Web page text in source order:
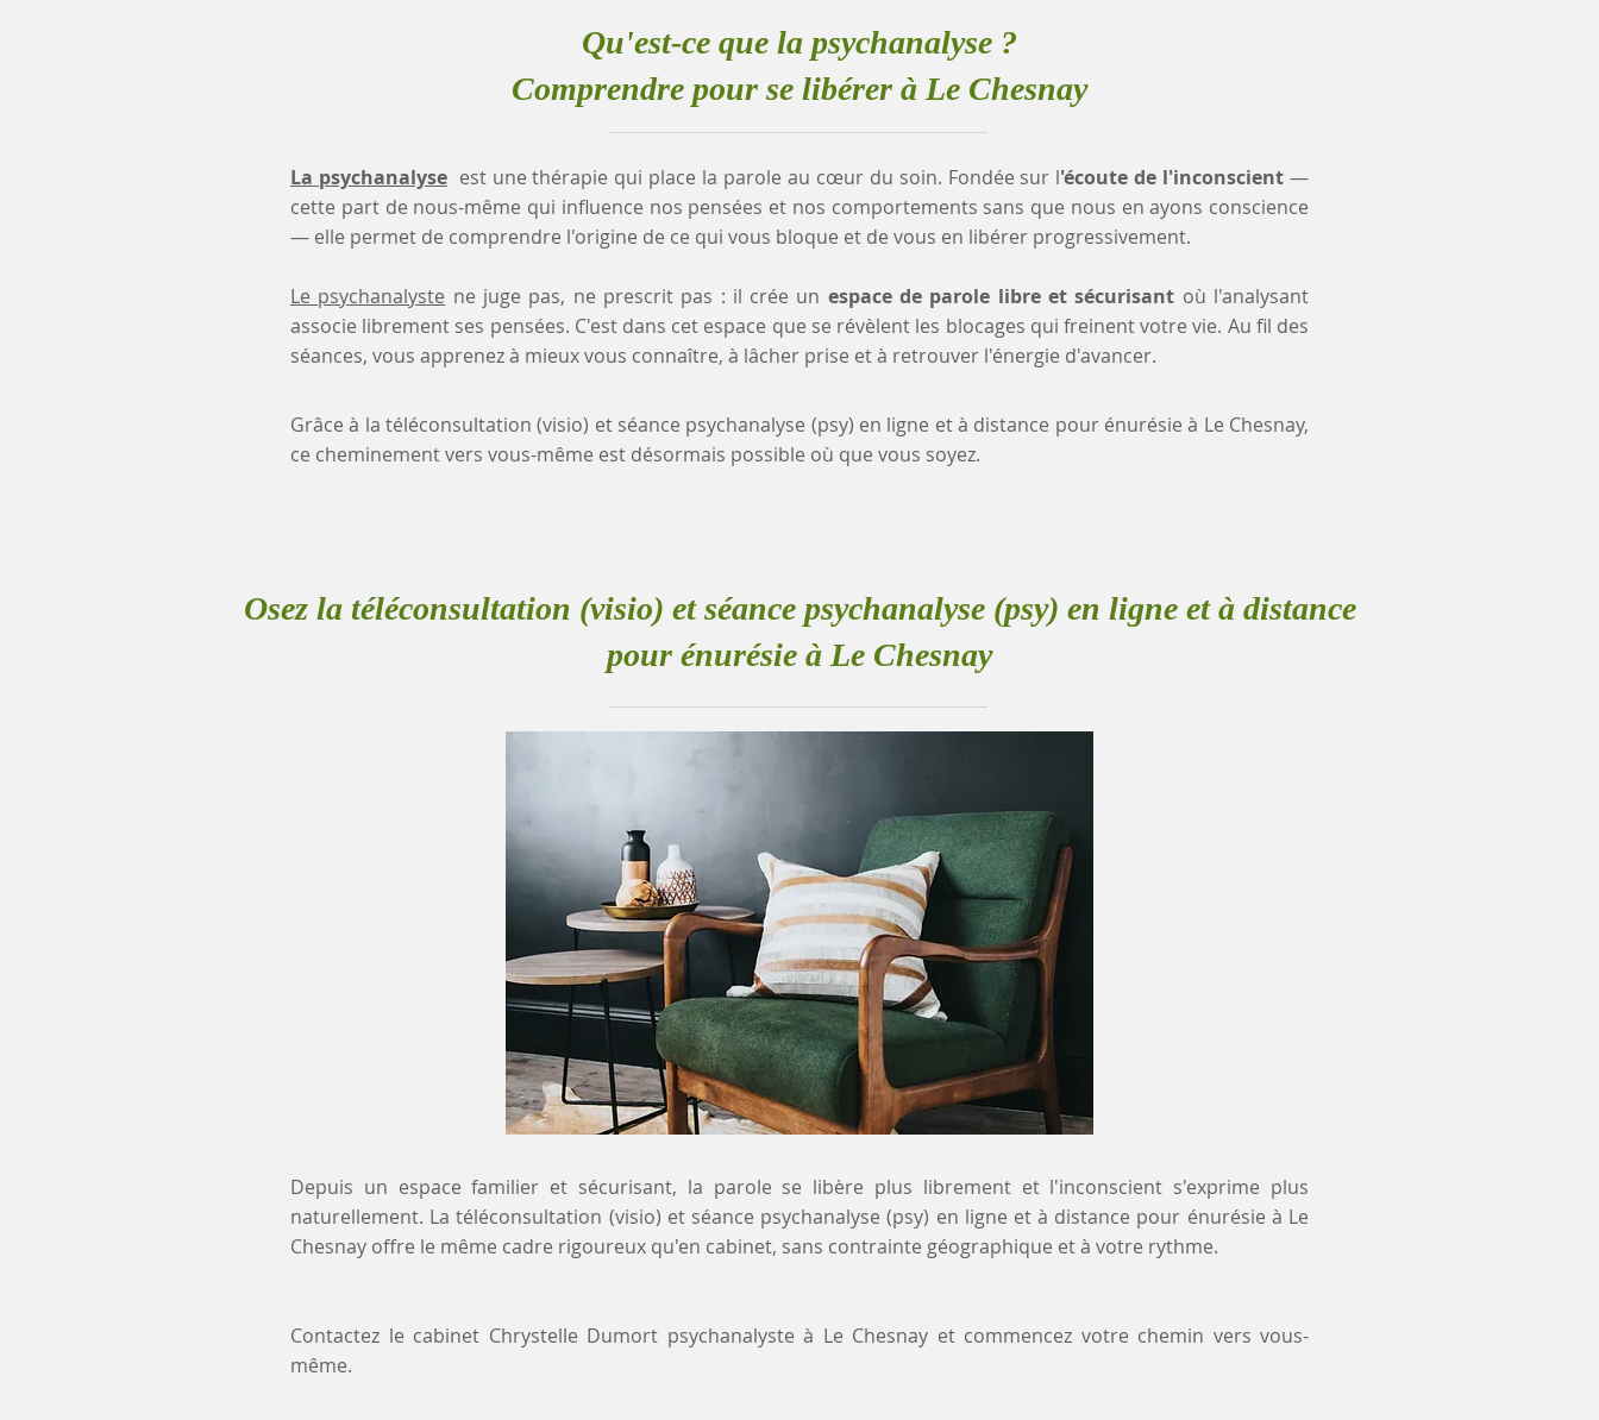
Qu'est-ce que la psychanalyse ?
Comprendre pour se libérer à Le Chesnay
La psychanalyse est une thérapie qui place la parole au cœur du soin. Fondée sur l'écoute de l'inconscient—
cette part de nous-même qui influence nos pensées et nos comportements sans que nous en ayons conscience
— elle permet de comprendre l'origine de ce qui vous bloque et de vous en libérer progressivement.
Le psychanalyste ne juge pas, ne prescrit pas : il crée un espace de parole libre et sécurisant où l'analysant
associe librement ses pensées. C'est dans cet espace que se révèlent les blocages qui freinent votre vie. Au fil des
séances, vous apprenez à mieux vous connaître, à lâcher prise et à retrouver l'énergie d'avancer.
Grâce à la téléconsultation (visio) et séance psychanalyse (psy) en ligne et à distance pour énurésie à Le Chesnay,
ce cheminement vers vous-même est désormais possible où que vous soyez.
Osez la téléconsultation (visio) et séance psychanalyse (psy) en ligne et à distance
pour énurésie à Le Chesnay
Depuis un espace familier et sécurisant, la parole se libère plus librement et l'inconscient s'exprime plus
naturellement. La téléconsultation (visio) et séance psychanalyse (psy) en ligne et à distance pour énurésie à Le
Chesnay offre le même cadre rigoureux qu'en cabinet, sans contrainte géographique et à votre rythme.
Contactez le cabinet Chrystelle Dumort psychanalyste à Le Chesnay et commencez votre chemin vers vous-
même.